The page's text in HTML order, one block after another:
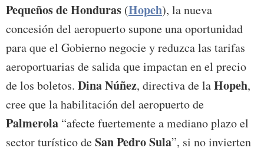
Pequeños de Honduras (Hopeh), la nueva
concesión del aeropuerto supone una oportunidad
para que el Gobierno negocie y reduzca las tarifas
aeroportuarias de salida que impactan en el precio
de los boletos. Dina Núñez, directiva de laHopeh,
cree que la habilitación del aeropuerto de
Palmerola “afecte fuertemente a mediano plazo el
sector turístico deSan Pedro Sula”, si no invierten